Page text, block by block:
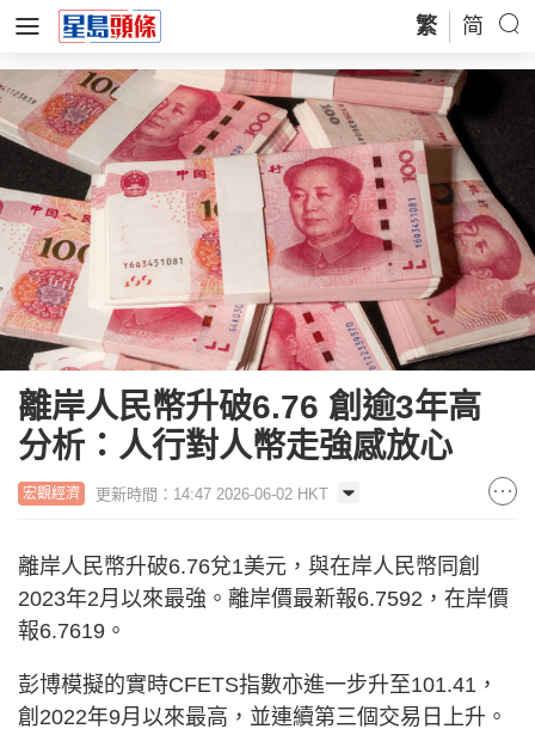
繁 简
離岸人民幣升破6.76 創逾3年高
分析：人行對人幣走強感放心
宏觀經濟 更新時間：14:47 2026-06-02 HKT
離岸人民幣升破6.76兌1美元，與在岸人民幣同創
2023年2月以來最強。離岸價最新報6.7592，在岸價
報6.7619。
彭博模擬的實時CFETS指數亦進一步升至101.41，
創2022年9月以來最高，並連續第三個交易日上升。